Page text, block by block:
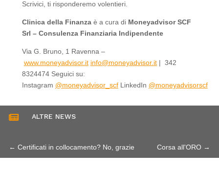
Scrivici, ti risponderemo volentieri.
Clinica della Finanzaè a cura di Moneyadvisor SCF
Srl – Consulenza Finanziaria Indipendente
Via G. Bruno, 1 Ravenna –
www.moneyadvisor.it info@moneyadvisor.it| 342
8324474 Seguici su:
Instagram @moneyadvisor_scfLinkedIn @moneyadvisorscf
 ALTRE NEWS
← Certificati in collocamento? No, grazie Corsa all'ORO →